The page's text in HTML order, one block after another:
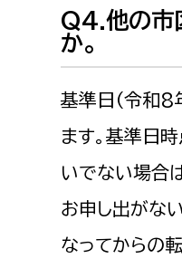
農業委員会事務
農業委員会事務局
Q4.他の市
か。
基準日（令和8
ます。基準日
いでない場合
お申し出がな
なってからの